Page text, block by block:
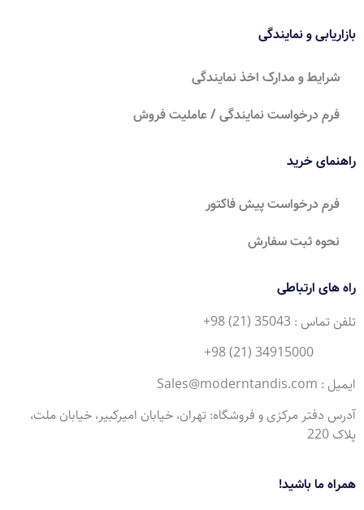
بازاریابی و نمایندگی
شرایط و مدارک اخذ نمایندگی
فرم درخواست نمایندگی / عاملیت فروش
راهنمای خرید
فرم درخواست پیش فاکتور
نحوه ثبت سفارش
راه های ارتباطی
تلفن تماس : 35043 (21) 98+
ایمیل : Sales@moderntandis.com
آدرس دفتر مرکزی و فروشگاه: تهران، خیابان امیرکبیر، خیابان ملت،
پلاک 220
همراه ما باشید!